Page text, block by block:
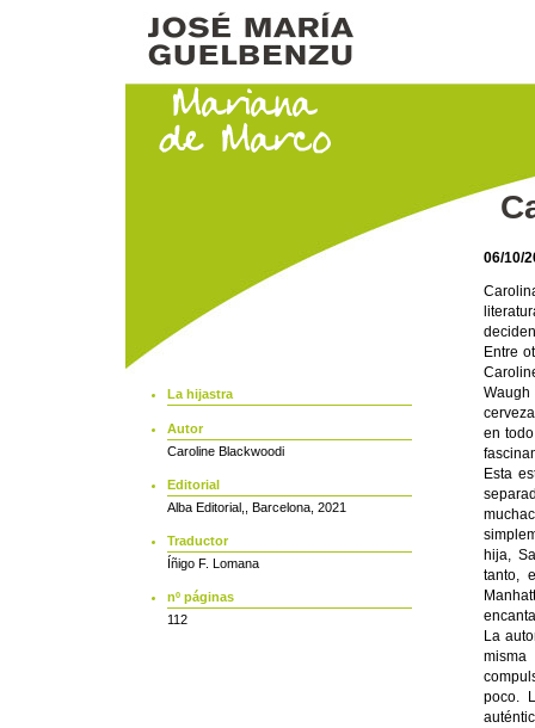
La hijastra
Autor
Caroline Blackwoodi
Editorial
Alba Editorial,, Barcelona, 2021
Traductor
Íñigo F. Lomana
nº páginas
112
06/10/
Entre
en
Esta
hija,
tanto,
La
poco.